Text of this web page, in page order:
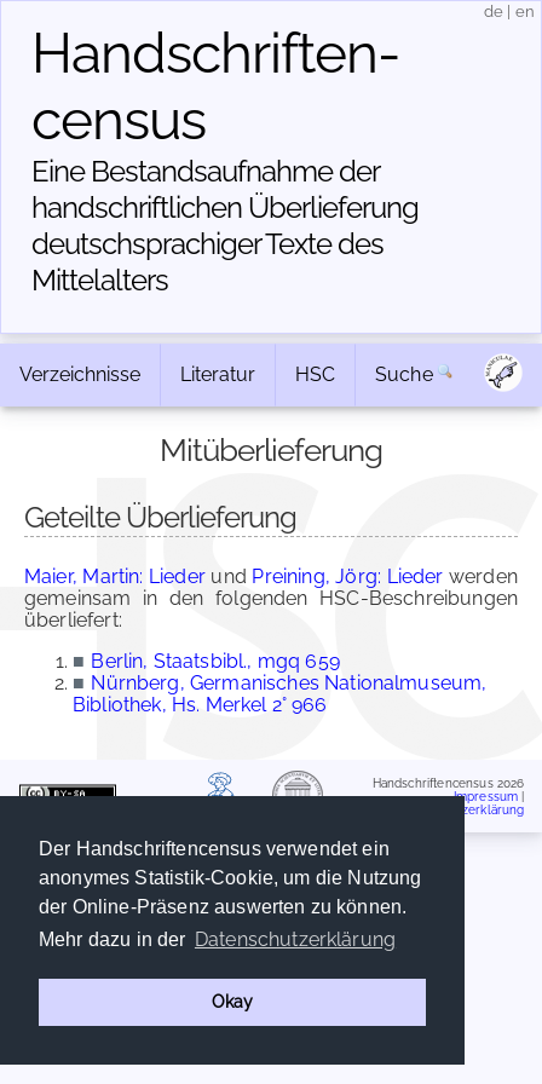
Der Handschriftencensus verwendet ein
anonymes Statistik-Cookie, um die Nutzung
der Online-Präsenz auswerten zu können.
Mehr dazu in der Datenschutzerklärung
Okay
Handschriften­
census
Eine Bestandsaufnahme der
handschriftlichen Über­lieferung
deutschsprachiger Texte des
Mittelalters
de en
Verzeichnisse Literatur HSC Suche
Mitüberlieferung
Geteilte Überlieferung
Maier, Martin: Liederund Preining, Jörg: Lieder werden
gemeinsam in den folgenden HSC-Beschreibungen
überliefert:
■ Berlin, Staatsbibl., mgq 659
■ Nürnberg, Germanisches Nationalmuseum,
Bibliothek, Hs. Merkel 2° 966
Handschriftencensus 2026
Impressum
Datenschutzerklärung